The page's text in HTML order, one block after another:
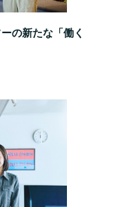
の新たな「働く